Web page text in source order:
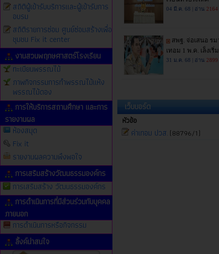
สถิติผู้เข้ารับบริการและผู้เข้ารับการ
อบรม
สถิติรายการซ่อม ศูนย์ซ่อมสร้างเพื่อ
ชุมชน Fix it center
งานสวนพฤกษศาสตร์โรงเรียน
ทะเบียนพรรณไม้
ภาพกิจกรรมการทำพรรณไม้แห้ง
พรรณไม้ดอง
การให้บริการสถานศึกษา และการ
รายงานผล
ห้องสมุด
Fix it
รายงานผลความพึงพอใจ
การเสริมสร้างวัฒนธรรมองค์กร
การเสริมสร้าง วัฒนธรรมองค์กร
การดำเนินการที่มีส่วนร่วมกับบุคคล
ภายนอก
การดำเนินการหรือกิจกรรม
ลิ้งค์น่าสนใจ
เว็บบอร์ด
หัวข้อ
ค่าเทอม ปวส. (88796/1)